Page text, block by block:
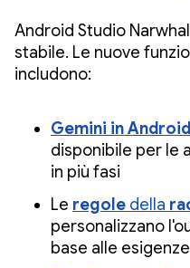
Android Studio
stabile. Le nuove
includono:
Gemini in
disponibile per le
in più fasi
Le regole della
personalizzano
base alle